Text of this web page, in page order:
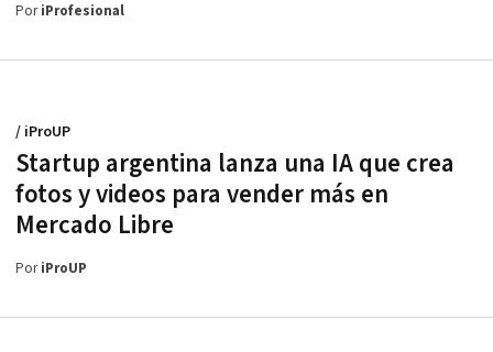
PoriProfesional
Startup argentina lanza una IA que crea
fotos y videos para vender más en
Mercado Libre
/ iProUP
PoriProUP